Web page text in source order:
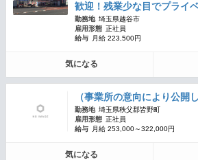
歓迎！残業少な目でプライ
勤務地 埼玉県越谷市
雇用形態 正社員
給与
月給 223,500円
気になる
（事業所の意向により公開
勤務地 埼玉県秩父郡皆野町
雇用形態 正社員
給与
月給 253,000～322,000円
気になる